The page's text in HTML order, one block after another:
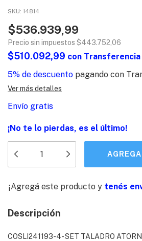
SKU: 14814
$536.939,99
Precio sin impuestos $443.752,06
$510.092,99 con Transferencia
5% de descuento pagando con
Ver más detalles
Envío gratis
¡No te lo pierdas, es el último!
¡Agregá este producto y tenés
Descripción
COSLI241193-4- SET TALADRO